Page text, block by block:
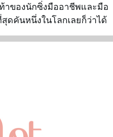
าของนักซิ่งมืออาชีพและมือ
ดคันหนึ่งในโลกเลยก็ว่าได้